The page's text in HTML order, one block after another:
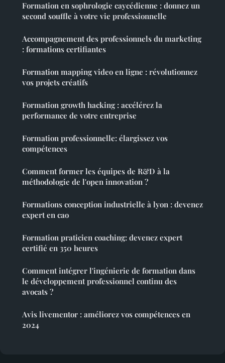
Formation en sophrologie caycédienne : donnez un
second souffle à votre vie professionnelle
Accompagnement des professionnels du marketing
: formations certifiantes
Formation mapping video en ligne : révolutionnez
vos projets créatifs
Formation growth hacking : accélérez la
performance de votre entreprise
Formation professionnelle: élargissez vos
compétences
Comment former les équipes de R&D à la
méthodologie de l'open innovation ?
Formations conception industrielle à lyon : devenez
expert en cao
Formation praticien coaching: devenez expert
certifié en 350 heures
Comment intégrer l'ingénierie de formation dans
le développement professionnel continu des
avocats ?
Avis livementor : améliorez vos compétences en
2024